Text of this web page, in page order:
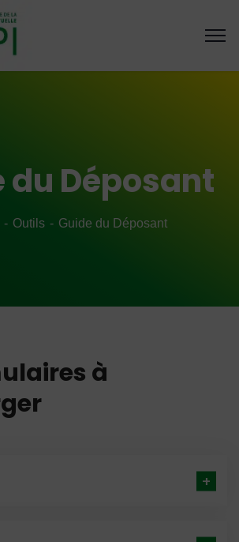
du Déposant
Outils Guide du Déposant
à